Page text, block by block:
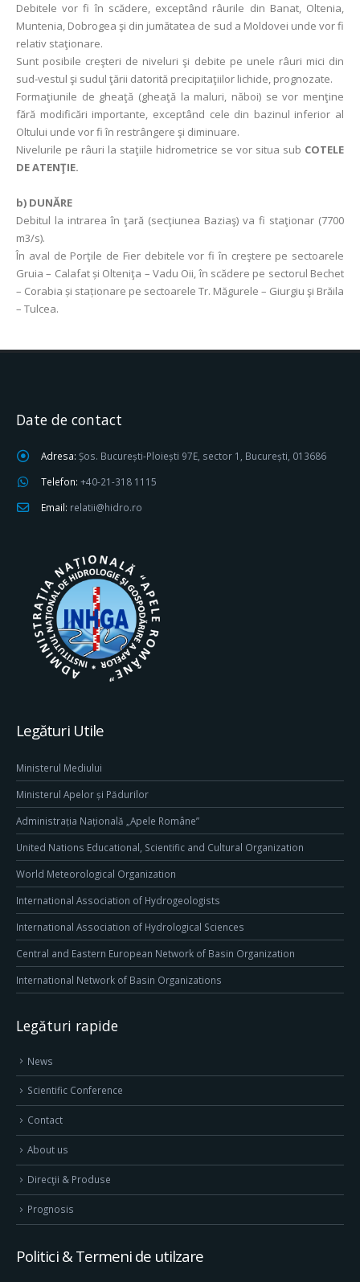
Debitele vor fi în scădere, exceptând râurile din Banat, Oltenia,
Muntenia, Dobrogea şi din jumătatea de sud a Moldovei unde vor fi
relativ staţionare.
Sunt posibile creşteri de niveluri şi debite pe unele râuri mici din
sud-vestul şi sudul ţării datorită precipitaţiilor lichide, prognozate.
Formaţiunile de gheaţă (gheaţă la maluri, năboi) se vor menţine
fără modificări importante, exceptând cele din bazinul inferior al
Oltului unde vor fi în restrângere şi diminuare.
Nivelurile pe râuri la staţiile hidrometrice se vor situa sub COTELE
DE ATENŢIE.
b) DUNĂRE
Debitul la intrarea în ţară (secţiunea Baziaş) va fi staţionar (7700
m3/s).
În aval de Porţile de Fier debitele vor fi în creştere pe sectoarele
Gruia – Calafat și Olteniţa – Vadu Oii, în scădere pe sectorul Bechet
– Corabia și staționare pe sectoarele Tr. Măgurele – Giurgiu şi Brăila
– Tulcea.
Date de contact
Adresa: Șos. București-Ploiești 97E, sector 1, București, 013686
Telefon: +40-21-318 1115
Email: relatii@hidro.ro
Legături Utile
Ministerul Mediului
Ministerul Apelor și Pădurilor
Administrația Națională „Apele Române”
United Nations Educational, Scientific and Cultural Organization
World Meteorological Organization
International Association of Hydrogeologists
International Association of Hydrological Sciences
Central and Eastern European Network of Basin Organization
International Network of Basin Organizations
Legături rapide
News
Scientific Conference
Contact
About us
Direcţii & Produse
Prognosis
Politici & Termeni de utilzare